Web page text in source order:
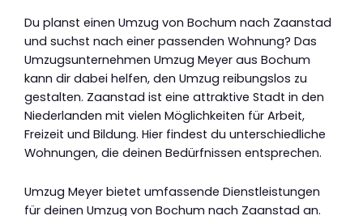
Du planst einen Umzug von Bochum nach Zaanstad
und suchst nach einer passenden Wohnung? Das
Umzugsunternehmen Umzug Meyer aus Bochum
kann dir dabei helfen, den Umzug reibungslos zu
gestalten. Zaanstad ist eine attraktive Stadt in den
Niederlanden mit vielen Möglichkeiten für Arbeit,
Freizeit und Bildung. Hier findest du unterschiedliche
Wohnungen, die deinen Bedürfnissen entsprechen.
Umzug Meyer bietet umfassende Dienstleistungen
für deinen Umzug von Bochum nach Zaanstad an.